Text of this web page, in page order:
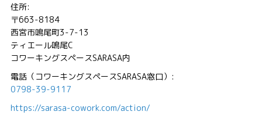
住所:
〒663-8184
西宮市鳴尾町3-7-13
ティエール鳴尾C
コワーキングスペースSARASA内
電話（コワーキングスペースSARASA窓口）:
0798-39-9117
https://sarasa-cowork.com/action/